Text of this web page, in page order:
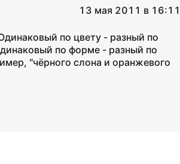
13 мая 2011 в 16:11
по цвету - разный по
по форме - разный по
"чёрного слона и оранжевого